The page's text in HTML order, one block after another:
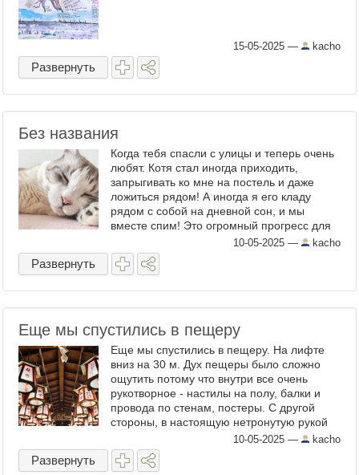
15-05-2025 — kacho
Развернуть
Без названия
Когда тебя спасли с улицы и теперь очень
любят. Котя стал иногда приходить,
запрыгивать ко мне на постель и даже
ложиться рядом! А иногда я его кладу
рядом с собой на дневной сон, и мы
вместе спим! Это огромный прогресс для
таких случаев. Почти год прошел с того
момента, как мы его с ...
10-05-2025 — kacho
Развернуть
Еще мы спустились в пещеру
Еще мы спустились в пещеру. На лифте
вниз на 30 м. Дух пещеры было сложно
ощутить потому что внутри все очень
рукотворное - настилы на полу, балки и
провода по стенам, постеры. С другой
стороны, в настоящую нетронутую рукой
человека пещеру я бы не полезла -
страшно. Внутри была пара ...
10-05-2025 — kacho
Развернуть